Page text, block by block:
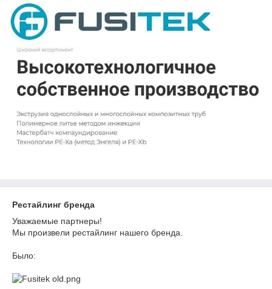
Рестайлинг бренда
Уважаемые партнеры!
Мы произвели рестайлинг нашего бренда.
Было: